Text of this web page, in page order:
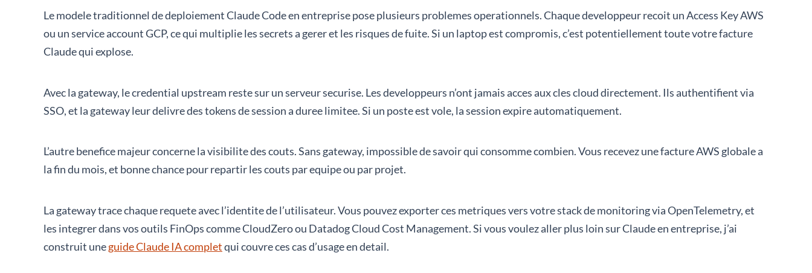
Le modele traditionnel de deploiement Claude Code en entreprise pose plusieurs problemes operationnels. Chaque developpeur recoit un Access Key AWS
ou un service account GCP, ce qui multiplie les secrets a gerer et les risques de fuite. Si un laptop est compromis, c’est potentiellement toute votre facture
Claude qui explose.
Avec la gateway, le credential upstream reste sur un serveur securise. Les developpeurs n’ont jamais acces aux cles cloud directement. Ils authentifient via
SSO, et la gateway leur delivre des tokens de session a duree limitee. Si un poste est vole, la session expire automatiquement.
L’autre benefice majeur concerne la visibilite des couts. Sans gateway, impossible de savoir qui consomme combien. Vous recevez une facture AWS globale a
la fin du mois, et bonne chance pour repartir les couts par equipe ou par projet.
La gateway trace chaque requete avec l’identite de l’utilisateur. Vous pouvez exporter ces metriques vers votre stack de monitoring via OpenTelemetry, et
les integrer dans vos outils FinOps comme CloudZero ou Datadog Cloud Cost Management. Si vous voulez aller plus loin sur Claude en entreprise, j’ai
construit uneguide Claude IA completqui couvre ces cas d’usage en detail.